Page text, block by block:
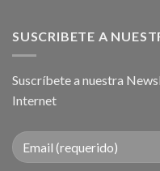
SUSCRIBETE A
Suscríbete a nuestra
Internet